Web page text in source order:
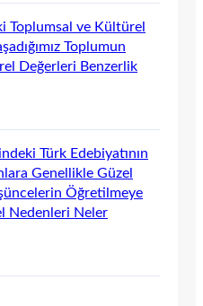
Toplumsal ve Kültürel
Toplumun
Değerleri Benzerlik
Türk Edebiyatının
Genellikle Güzel
Öğretilmeye
Nedenleri Neler